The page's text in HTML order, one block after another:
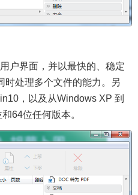
界面，并以最快的、稳定
时处理多个文件的能力。另
，以及从Windows XP 到
64位任何版本。